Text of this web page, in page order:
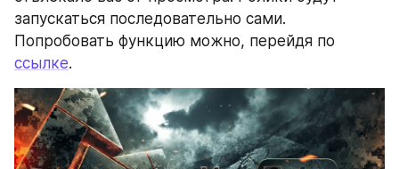
запускаться последовательно сами.
ссылке.